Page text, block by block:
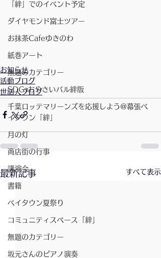
「絆」でのイベント予定
ダイヤモンド富士ツアー
お抹茶Cafeゆきのわ
紙巻アート
無題のカテゴリー
SDGsおやさいバル絆版
千葉ロッテマリーンズを応援しよう@幕張ベ
イタウン「絆」
月の灯
商店街の行事
講演会
書籍
ベイタウン夏祭り
コミュニティスペース「絆」
無題のカテゴリー
坂元さんのピアノ演奏
お知らせ
活動ブログ
世話人ブログ
最新記事 すべて表示